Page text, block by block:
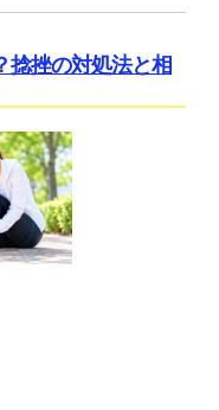
捻挫の対処法と相